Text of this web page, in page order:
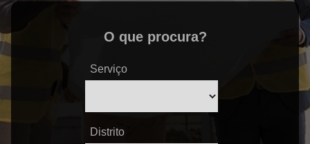
O que procura?
Serviço
Distrito